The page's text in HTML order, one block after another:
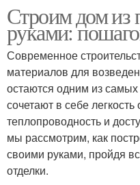
Строим дом из
руками:
Современное
материалов для
остаются одним из
сочетают в себе
теплопроводность и
мы рассмотрим, как
своими руками, пройдя
отделки.